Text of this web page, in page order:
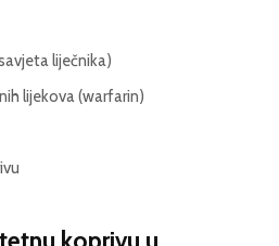
liječnika)
lijekova (warfarin)